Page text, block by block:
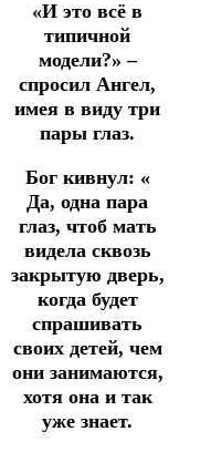
«И это всё в
типичной
модели?» –
спросил Ангел,
имея в виду три
пары глаз.
Бог кивнул: «
Да, одна пара
глаз, чтоб мать
видела сквозь
закрытую дверь,
когда будет
спрашивать
своих детей, чем
они занимаются,
хотя она и так
уже знает.